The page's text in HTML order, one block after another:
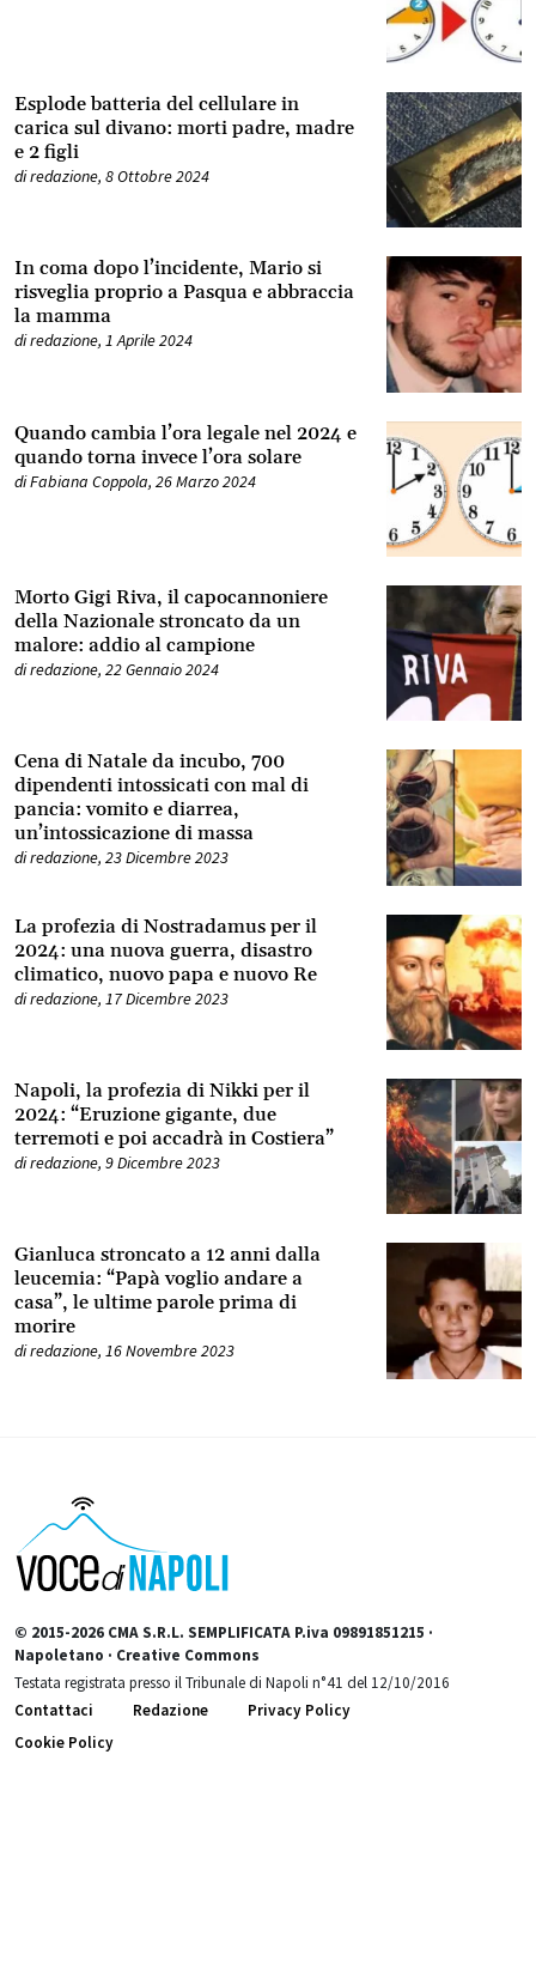
Esplode batteria del cellulare in
carica sul divano: morti padre, madre
e 2 figli
diredazione, 8 Ottobre 2024
In coma dopo l’incidente, Mario si
risveglia proprio a Pasqua e abbraccia
la mamma
diredazione, 1 Aprile 2024
Quando cambia l’ora legale nel 2024 e
quando torna invece l’ora solare
diFabiana Coppola, 26 Marzo 2024
Morto Gigi Riva, il capocannoniere
della Nazionale stroncato da un
malore: addio al campione
diredazione, 22 Gennaio 2024
Cena di Natale da incubo, 700
dipendenti intossicati con mal di
pancia: vomito e diarrea,
un’intossicazione di massa
diredazione, 23 Dicembre 2023
La profezia di Nostradamus per il
2024: una nuova guerra, disastro
climatico, nuovo papa e nuovo Re
diredazione, 17 Dicembre 2023
Napoli, la profezia di Nikki per il
2024: “Eruzione gigante, due
terremoti e poi accadrà in Costiera”
diredazione, 9 Dicembre 2023
Gianluca stroncato a 12 anni dalla
leucemia: “Papà voglio andare a
casa”, le ultime parole prima di
morire
diredazione, 16 Novembre 2023
© 2015-2026 CMA S.R.L. SEMPLIFICATA P.iva 09891851215 ·
Napoletano · Creative Commons
Testata registrata presso il Tribunale di Napoli n°41 del 12/10/2016
Contattaci
Redazione
Privacy Policy
Cookie Policy